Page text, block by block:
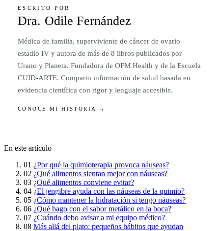
ESCRITO POR
Dra. Odile Fernández
Médica de familia, superviviente de cáncer de ovario
estadio IV y autora de más de 8 libros publicados por
Urano y Planeta. Fundadora de OFM Health y de la Escuela
CUID-ARTE. Comparto información de salud basada en
evidencia científica con rigor y lenguaje accesible.
CONOCE MI HISTORIA →
En este artículo
01 ¿Por qué la quimioterapia provoca náuseas?
02 ¿Qué alimentos sientan mejor con náuseas?
03 ¿Qué alimentos conviene evitar?
04 ¿El jengibre ayuda con las náuseas de la quimio?
05 ¿Cómo mantener la hidratación si tengo náuseas?
06 ¿Qué hago con el sabor metálico en la boca?
07 ¿Cuándo debo avisar a mi equipo médico?
08 Más allá del plato: pequeños hábitos que ayudan